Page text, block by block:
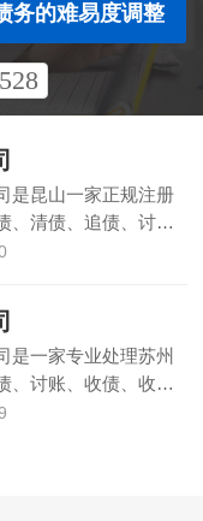
务的难易度调整
是昆山一家正规注册
、清债、追债、讨…
是一家专业处理苏州
、讨账、收债、收…